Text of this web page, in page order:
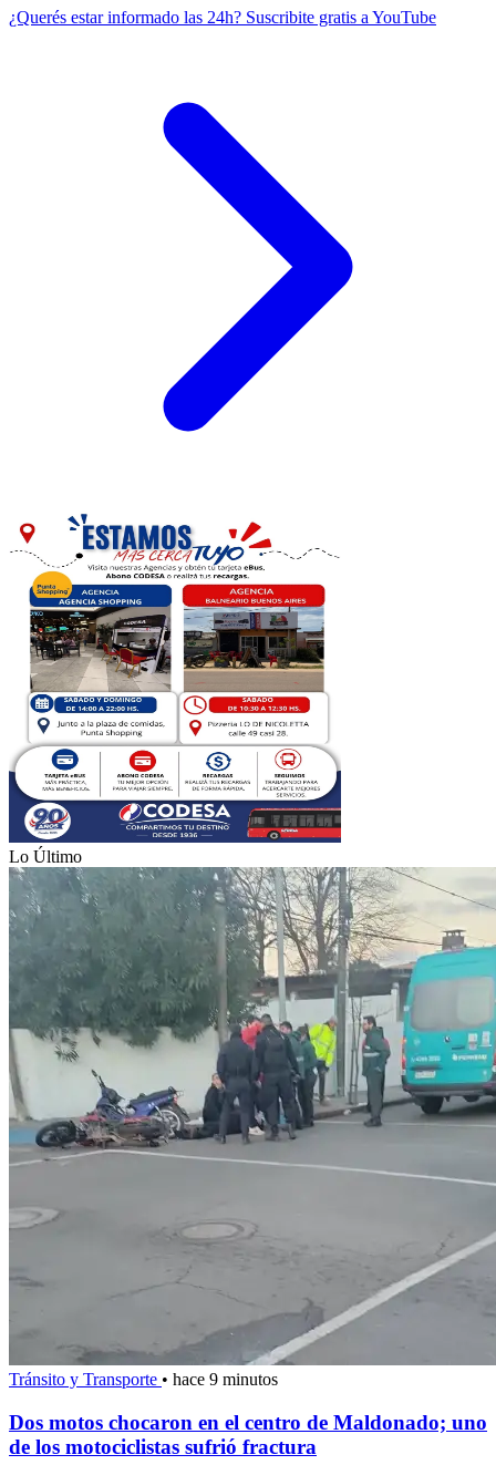
¿Querés estar informado las 24h? Suscribite gratis a YouTube
Lo Último
Tránsito y Transporte • hace 9 minutos
Dos motos chocaron en el centro de Maldonado; uno
de los motociclistas sufrió fractura